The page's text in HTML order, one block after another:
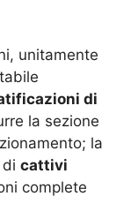
unitamente
di
la sezione
la
cattivi
complete